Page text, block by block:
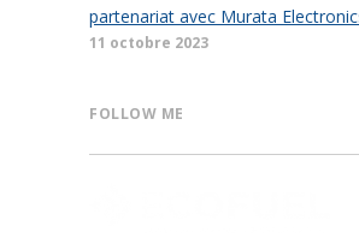
partenariat avec Murata
11 octobre 2023
FOLLOW ME